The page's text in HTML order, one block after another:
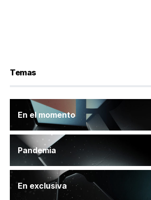
Temas
En el momento
Pandemia
En exclusiva